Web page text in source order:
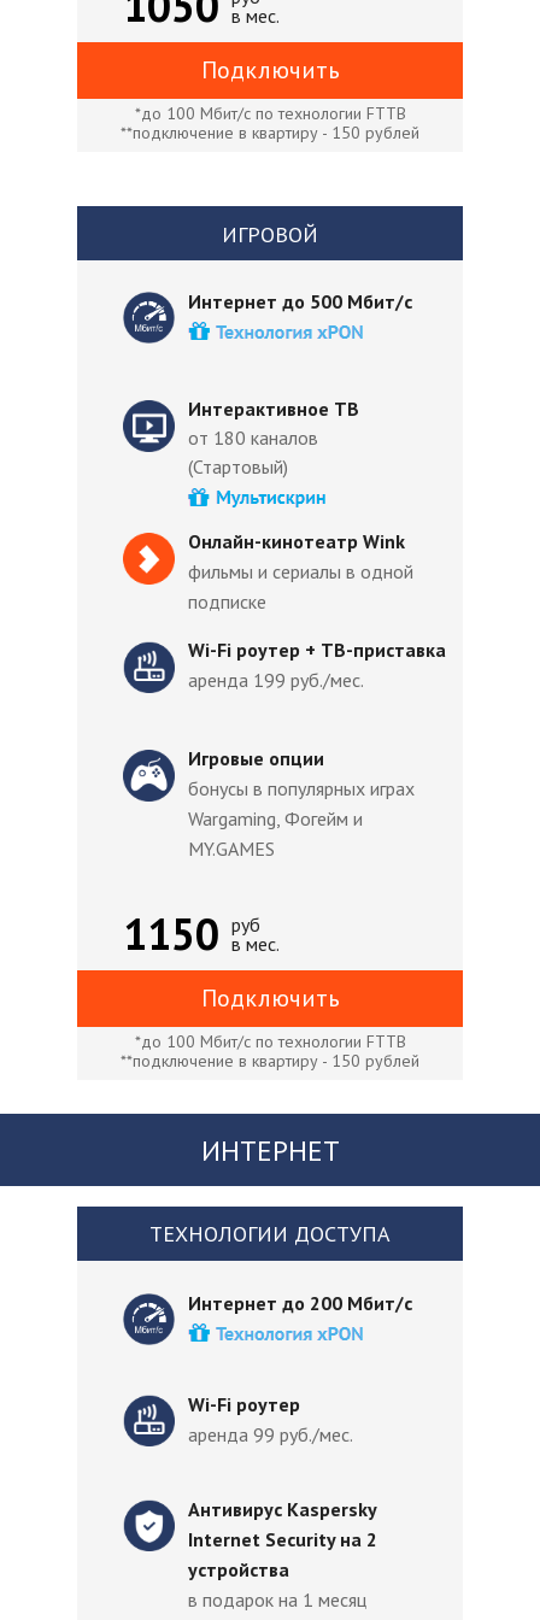
Wi-Fi роутер + ТВ-приставка
аренда 199 руб./мес.
*до 100 Мбит/с по технологии FTTB
**подключение в квартиру - 150 рублей
Игровые опции
бонусы в популярных играх
Wargaming, Фогейм и
MY.GAMES
руб
в мес.
в мес.
ТЕХНОЛОГИИ ДОСТУПА
Wi-Fi роутер
аренда 99 руб./мес.
Антивирус Kaspersky
Internet Security на 2
устройства
в подарок на 1 месяц
Интернет до 200 Мбит/с
1150
Интернет до 500 Мбит/с
*до 100 Мбит/с по технологии FTTB
**подключение в квартиру - 150 рублей
Подключить
Онлайн-кинотеатр Wink
фильмы и сериалы в одной
подписке
ИГРОВОЙ
Интерактивное ТВ
от 180 каналов
(Стартовый)
ИНТЕРНЕТ
Подключить